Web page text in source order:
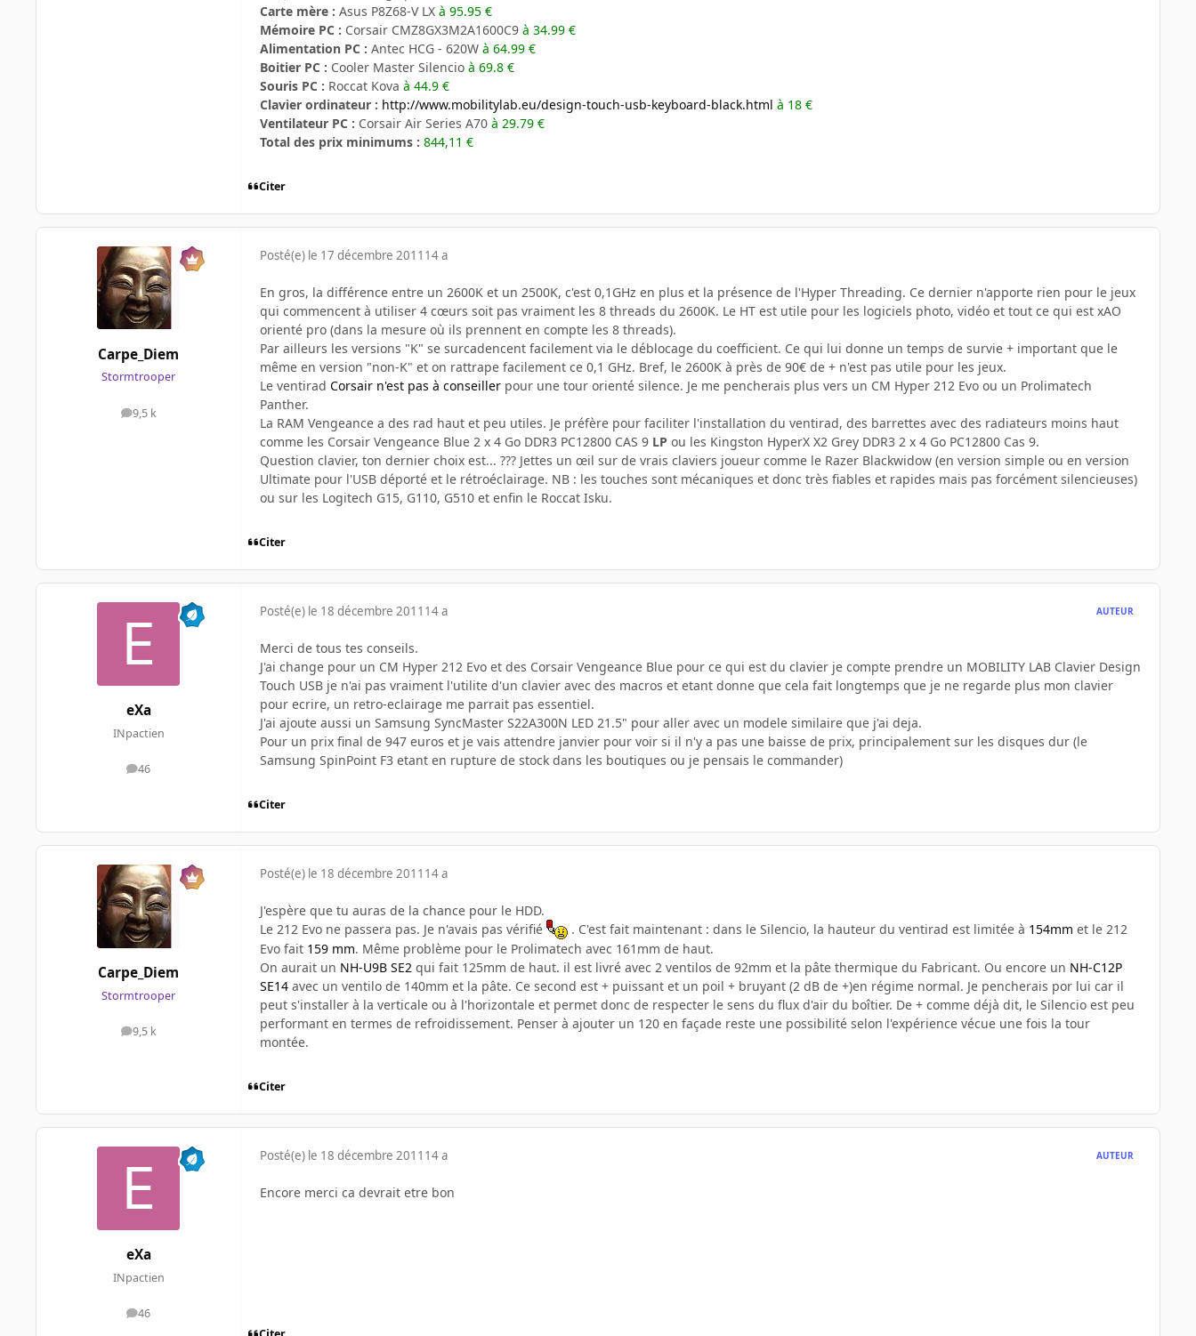
Carte mère : Asus P8Z68-V LX à 95.95 €
Mémoire PC : Corsair CMZ8GX3M2A1600C9 à 34.99 €
Alimentation PC : Antec HCG - 620W à 64.99 €
Boitier PC : Cooler Master Silencio à 69.8 €
Souris PC : Roccat Kova à 44.9 €
Clavier ordinateur : http://www.mobilitylab.eu/design-touch-usb-keyboard-black.html à 18 €
Ventilateur PC : Corsair Air Series A70 à 29.79 €
Total des prix minimums : 844,11 €
Citer
Carpe_Diem
Stormtrooper
9,5 k
messages
Posté(e) le 17 décembre 2011 14 a
En gros, la différence entre un 2600K et un 2500K, c'est 0,1GHz en plus et la présence de l'Hyper Threading. Ce dernier n'apporte rien pour le jeux
qui commencent à utiliser 4 cœurs soit pas vraiment les 8 threads du 2600K. Le HT est utile pour les logiciels photo, vidéo et tout ce qui est xAO
orienté pro (dans la mesure où ils prennent en compte les 8 threads).
Par ailleurs les versions "K" se surcadencent facilement via le déblocage du coefficient. Ce qui lui donne un temps de survie + important que le
même en version "non-K" et on rattrape facilement ce 0,1 GHz. Bref, le 2600K à près de 90€ de + n'est pas utile pour les jeux.
Le ventirad Corsair n'est pas à conseiller pour une tour orienté silence. Je me pencherais plus vers un CM Hyper 212 Evo ou un Prolimatech
Panther.
La RAM Vengeance a des rad haut et peu utiles. Je préfère pour faciliter l'installation du ventirad, des barrettes avec des radiateurs moins haut
comme les Corsair Vengeance Blue 2 x 4 Go DDR3 PC12800 CAS 9 LP ou les Kingston HyperX X2 Grey DDR3 2 x 4 Go PC12800 Cas 9.
Question clavier, ton dernier choix est... ??? Jettes un œil sur de vrais claviers joueur comme le Razer Blackwidow (en version simple ou en version
Ultimate pour l'USB déporté et le rétroéclairage. NB : les touches sont mécaniques et donc très fiables et rapides mais pas forcément silencieuses)
ou sur les Logitech G15, G110, G510 et enfin le Roccat Isku.
Citer
eXa
INpactien
46
messages
Posté(e) le 18 décembre 2011 14 a AUTEUR
Merci de tous tes conseils.
J'ai change pour un CM Hyper 212 Evo et des Corsair Vengeance Blue pour ce qui est du clavier je compte prendre un MOBILITY LAB Clavier Design
Touch USB je n'ai pas vraiment l'utilite d'un clavier avec des macros et etant donne que cela fait longtemps que je ne regarde plus mon clavier
pour ecrire, un retro-eclairage me parrait pas essentiel.
J'ai ajoute aussi un Samsung SyncMaster S22A300N LED 21.5" pour aller avec un modele similaire que j'ai deja.
Pour un prix final de 947 euros et je vais attendre janvier pour voir si il n'y a pas une baisse de prix, principalement sur les disques dur (le
Samsung SpinPoint F3 etant en rupture de stock dans les boutiques ou je pensais le commander)
Citer
Carpe_Diem
Stormtrooper
9,5 k
messages
Posté(e) le 18 décembre 2011 14 a
J'espère que tu auras de la chance pour le HDD.
Le 212 Evo ne passera pas. Je n'avais pas vérifié
. C'est fait maintenant : dans le Silencio, la hauteur du ventirad est limitée à 154mm et le 212
Evo fait 159 mm. Même problème pour le Prolimatech avec 161mm de haut.
On aurait un NH-U9B SE2 qui fait 125mm de haut. il est livré avec 2 ventilos de 92mm et la pâte thermique du Fabricant. Ou encore un NH-C12P
SE14 avec un ventilo de 140mm et la pâte. Ce second est + puissant et un poil + bruyant (2 dB de +)en régime normal. Je pencherais por lui car il
peut s'installer à la verticale ou à l'horizontale et permet donc de respecter le sens du flux d'air du boîtier. De + comme déjà dit, le Silencio est peu
performant en termes de refroidissement. Penser à ajouter un 120 en façade reste une possibilité selon l'expérience vécue une fois la tour
montée.
Citer
eXa
INpactien
46
messages
Posté(e) le 18 décembre 2011 14 a AUTEUR
Encore merci ca devrait etre bon